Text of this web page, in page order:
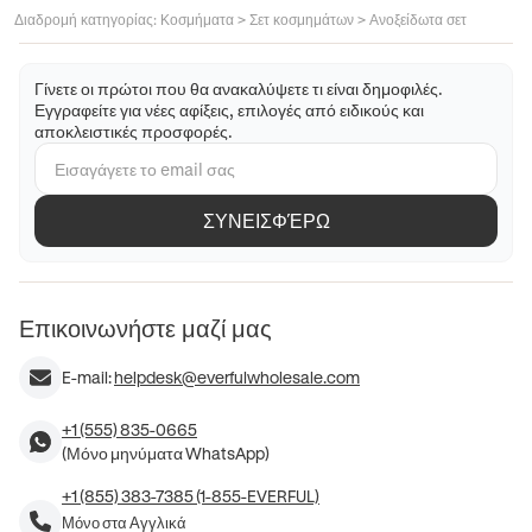
Διαδρομή κατηγορίας: Κοσμήματα > Σετ κοσμημάτων > Ανοξείδωτα σετ
Γίνετε οι πρώτοι που θα ανακαλύψετε τι είναι δημοφιλές.
Εγγραφείτε για νέες αφίξεις, επιλογές από ειδικούς και
αποκλειστικές προσφορές.
ΣΥΝΕΙΣΦΈΡΩ
Επικοινωνήστε μαζί μας
E-mail:helpdesk@everfulwholesale.com
+1 (555) 835-0665
(Μόνο μηνύματα WhatsApp)
+1 (855) 383-7385 (1-855-EVERFUL)
Μόνο στα Αγγλικά